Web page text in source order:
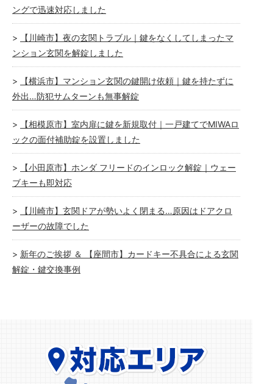
ングで迅速対応しました
【川崎市】夜の玄関トラブル｜鍵をなくしてしまったマ
ンション玄関を解錠しました
【横浜市】マンション玄関の鍵開け依頼｜鍵を持たずに
外出…防犯サムターンも無事解錠
【相模原市】室内扉に鍵を新規取付｜一戸建てでMIWAロ
ックの面付補助錠を設置しました
【小田原市】ホンダ フリードのインロック解錠｜ウェー
ブキーも即対応
【川崎市】玄関ドアが勢いよく閉まる…原因はドアクロ
ーザーの故障でした
新年のご挨拶 ＆ 【座間市】カードキー不具合による玄関
解錠・鍵交換事例